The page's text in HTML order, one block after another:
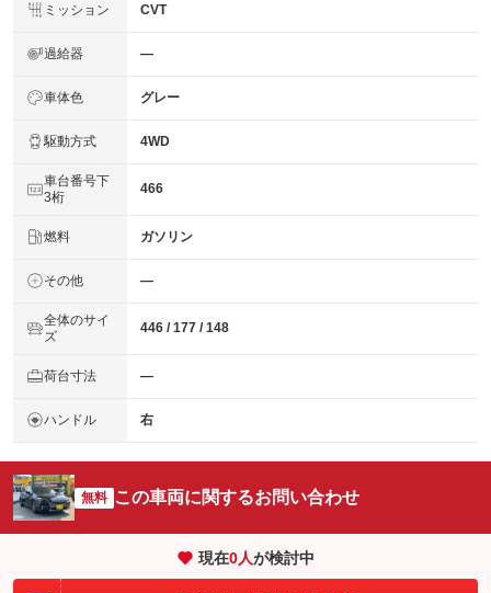
ミッション CVT
過給器 ―
車体色 グレー
駆動方式 4WD
車台番号下
3桁
466
燃料 ガソリン
その他 ―
全体のサイ
ズ
446 / 177 / 148
荷台寸法 ―
ハンドル 右
無料 この車両に関するお問い合わせ
現在0人が検討中